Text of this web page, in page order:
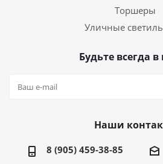
Торшеры
Уличные
Будьте всегда в
Наши
8 (905) 459-38-85